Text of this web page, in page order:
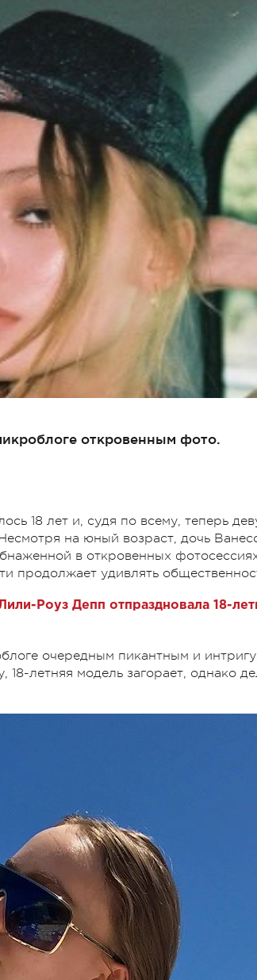
откровенным фото.
18 лет и, судя по всему, теперь
на юный возраст, дочь
в откровенных
продолжает удивлять
Роуз Депп отпраздновала 18-
очередным пикантным и
летняя модель загорает, однако